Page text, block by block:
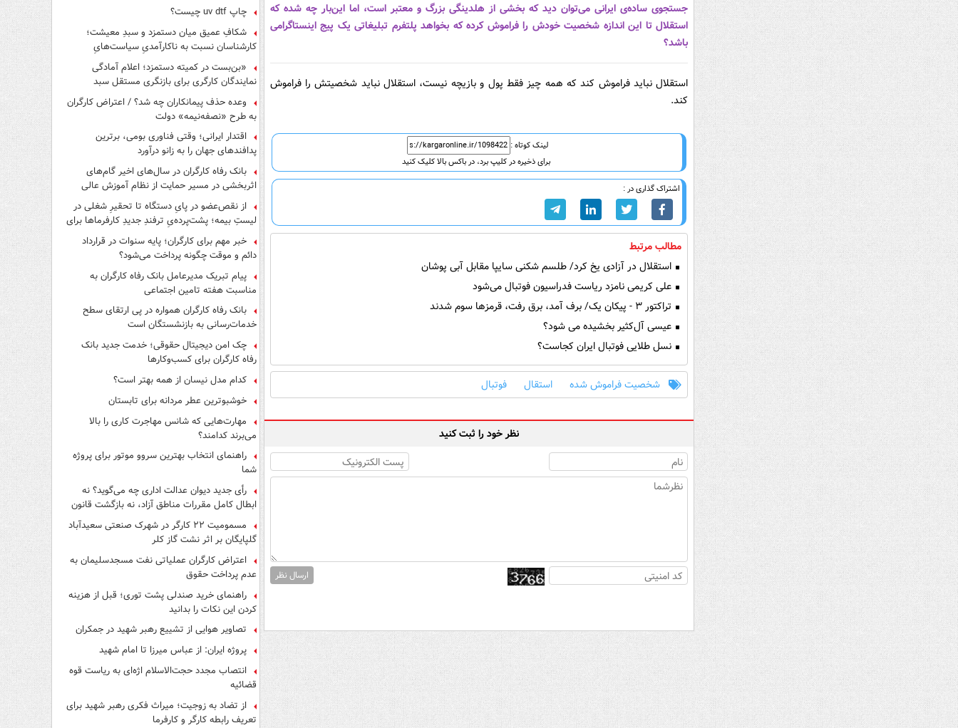
جستجوی ساده‌ی ایرانی می‌توان دید که بخشی از هلدینگی بزرگ و معتبر است، اما این‌بار چه شده که
استقلال تا این اندازه شخصیت خودش را فراموش کرده که بخواهد پلتفرم تبلیغاتی یک پیج اینستاگرامی
باشد؟
استقلال نباید فراموش کند که همه چیز فقط پول و بازیچه نیست، استقلال نباید شخصیتش را فراموش
کند.
لینک کوتاه :
برای ذخیره در کلیپ برد، در باکس بالا کلیک کنید
اشتراک گذاری در :
مطالب مرتبط
استقلال در آزادی یخ کرد/ طلسم شکنی سایپا مقابل آبی پوشان
علی کریمی نامزد ریاست فدراسیون فوتبال می‌شود
تراکتور ۳ - پیکان یک/ برف آمد، برق رفت، قرمزها سوم شدند
عیسی آل‌کثیر بخشیده می شود؟
نسل طلایی فوتبال ایران کجاست؟
شخصیت فراموش شده استقال فوتبال
نظر خود را ثبت کنید
ارسال نظر
چاپ uv dtf چیست؟
شکافِ عمیق میان دستمزد و سبدِ معیشت؛
کارشناسان نسبت به ناکارآمدیِ سیاست‌هایِ
حمایتی هشدار دادند
«بن‌بست در کمیته دستمزد؛ اعلام آمادگی
نمایندگان کارگری برای بازنگری مستقل سبد
وعده حذف پیمانکاران چه شد؟ / اعتراض کارگران
به طرح «نصفه‌نیمه» دولت
اقتدار ایرانی؛ وقتی فناوری بومی، برترین
پدافندهای جهان را به زانو درآورد
بانک رفاه کارگران در سال‌های اخیر گام‌های
اثربخشی در مسیر حمایت از نظام آموزش عالی
برداشته است
از نقص‌عضو در پایِ دستگاه تا تحقیرِ شغلی در
لیستِ بیمه؛ پشت‌پرده‌یِ ترفندِ جدیدِ کارفرماها برای
فرار از قانون چیست؟
خبر مهم برای کارگران؛ پایه سنوات در قرارداد
دائم و موقت چگونه پرداخت می‌شود؟
پیام تبریک مدیرعامل بانک رفاه کارگران به
مناسبت هفته تامین اجتماعی
بانک رفاه کارگران همواره در پی ارتقای سطح
خدمات‌رسانی به بازنشستگان است
چک امن دیجیتال حقوقی؛ خدمت جدید بانک
رفاه کارگران برای کسب‌وکارها
کدام مدل نیسان از همه بهتر است؟
خوشبوترین عطر مردانه برای تابستان
مهارت‌هایی که شانس مهاجرت کاری را بالا
می‌برند کدامند؟
راهنمای انتخاب بهترین سروو موتور برای پروژه
شما
رأی جدید دیوان عدالت اداری چه می‌گوید؟ نه
ابطال کامل مقررات مناطق آزاد، نه بازگشت قانون
مسمومیت ۲۲ کارگر در شهرک صنعتی سعیدآباد
گلپایگان بر اثر نشت گاز کلر
اعتراض کارگران عملیاتی نفت مسجدسلیمان به
عدم پرداخت حقوق
راهنمای خرید صندلی پشت توری؛ قبل از هزینه
کردن این نکات را بدانید
تصاویر هوایی از تشییع رهبر شهید در جمکران
پروژه ایران: از عباس میرزا تا امام شهید
انتصاب مجدد حجت‌الاسلام اژه‌ای به ریاست قوه‌
قضائیه
از تضاد به زوجیت؛ میراث فکری رهبر شهید برای
تعریف رابطه کارگر و کارفرما